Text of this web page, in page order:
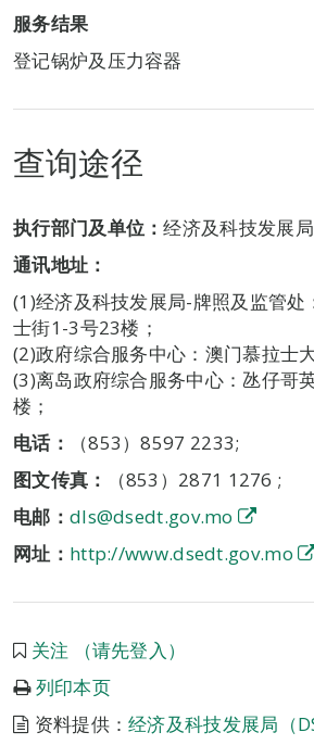
服务结果
登记锅炉及压力容器
查询途径
执行部门及单位：经济及科技发展
通讯地址：
(1)经济及科技发展局-牌照及监管处
士街1-3号23楼；
(2)政府综合服务中心：澳门慕拉士
(3)离岛政府综合服务中心：氹仔哥
楼；
电话：
（853）8597 2233;
图文传真：
（853）2871 1276 ;
电邮： dls@dsedt.gov.mo
网址： http://www.dsedt.gov.mo
关注 （请先登入）
列印本页
资料提供：经济及科技发展局（